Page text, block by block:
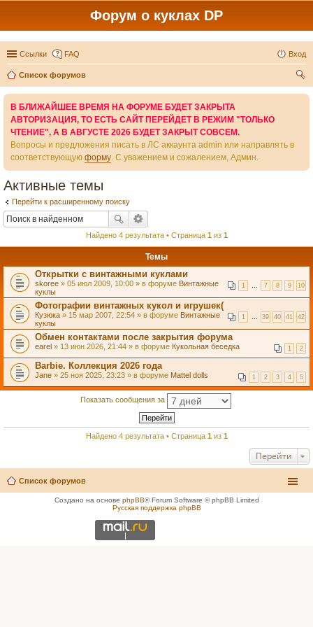
Форум о куклах DP
Ссылки FAQ Вход
Список форумов
В БЛИЖАЙШЕЕ ВРЕМЯ НА ФОРУМЕ БУДЕТ ЗАКРЫТА
АВТОРИЗАЦИЯ, ТО ЕСТЬ САЙТ ПЕРЕЙДЕТ В РЕЖИМ "ТОЛЬКО
ЧТЕНИЕ", А В АВГУСТЕ 2026 БУДЕТ ЗАКРЫТ СОВСЕМ.
Вопросы и предложения писать в ЛС аккаунта admin или направлять в
соответствующую форму. С уважением и сожалением, Админ.
Активные темы
Перейти к расширенному поиску
Найдено 4 результата • Страница 1 из 1
Темы
Открытки с винтажными куклами
1 7 8 9 10
skoree » 05 июл 2009, 10:00 » в форуме Винтажные
куклы
Фотографии винтажных кукол и игрушек(
1 39 40 41 42
Кузюка » 15 мар 2007, 22:54 » в форуме Винтажные
куклы
Обмен контактами после закрытия форума
1 2
earel » 13 июн 2026, 21:44 » в форуме Кукольная беседка
Barbie. Коллекция 2026 года
1 2 3 4 5
Jane » 25 ноя 2025, 23:23 » в форуме Mattel dolls
Показать сообщения за
Найдено 4 результата • Страница 1 из 1
Перейти
Список форумов
Создано на основе phpBB® Forum Software © phpBB Limited
Русская поддержка phpBB